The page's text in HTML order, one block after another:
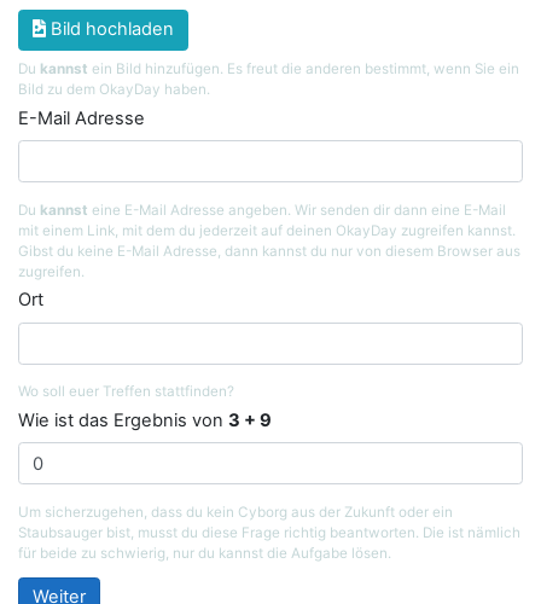
Bild hochladen
Du kannst ein Bild hinzufügen. Es freut die anderen bestimmt, wenn Sie ein
Bild zu dem OkayDay haben.
E-Mail Adresse
Du kannst eine E-Mail Adresse angeben. Wir senden dir dann eine E-Mail
mit einem Link, mit dem du jederzeit auf deinen OkayDay zugreifen kannst.
Gibst du keine E-Mail Adresse, dann kannst du nur von diesem Browser aus
zugreifen.
Ort
Wo soll euer Treffen stattfinden?
Wie ist das Ergebnis von 3 + 9
Um sicherzugehen, dass du kein Cyborg aus der Zukunft oder ein
Staubsauger bist, musst du diese Frage richtig beantworten. Die ist nämlich
für beide zu schwierig, nur du kannst die Aufgabe lösen.
Weiter